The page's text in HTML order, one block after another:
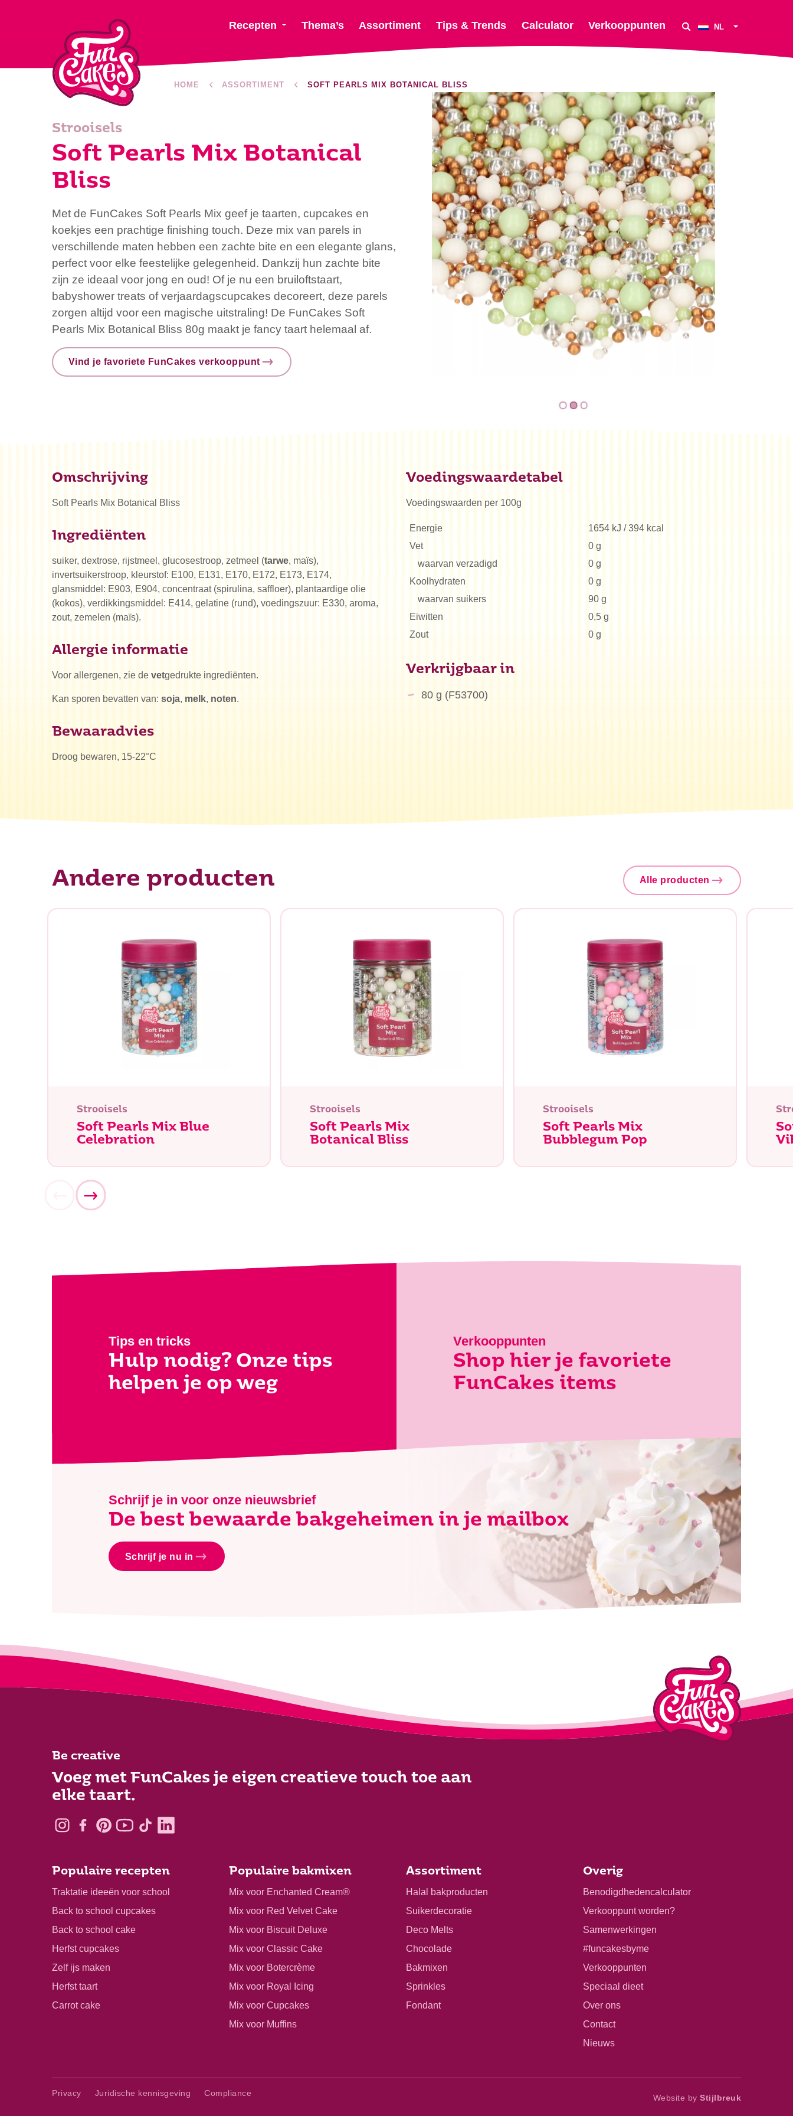
Recepten Thema’s Assortiment Tips & Trends Calculator Verkooppunten NL
Waar ben je naar op zoek?
HOME ASSORTIMENT SOFT PEARLS MIX BOTANICAL BLISS
Strooisels
Soft Pearls Mix Botanical
Bliss
Met de FunCakes Soft Pearls Mix geef je taarten, cupcakes en
koekjes een prachtige finishing touch. Deze mix van parels in
verschillende maten hebben een zachte bite en een elegante glans,
perfect voor elke feestelijke gelegenheid. Dankzij hun zachte bite
zijn ze ideaal voor jong en oud! Of je nu een bruiloftstaart,
babyshower treats of verjaardagscupcakes decoreert, deze parels
zorgen altijd voor een magische uitstraling! De FunCakes Soft
Pearls Mix Botanical Bliss 80g maakt je fancy taart helemaal af.
Vind je favoriete FunCakes verkooppunt
Omschrijving
Soft Pearls Mix Botanical Bliss
Ingrediënten
suiker, dextrose, rijstmeel, glucosestroop, zetmeel (tarwe, maïs),
invertsuikerstroop, kleurstof: E100, E131, E170, E172, E173, E174,
glansmiddel: E903, E904, concentraat (spirulina, saffloer), plantaardige olie
(kokos), verdikkingsmiddel: E414, gelatine (rund), voedingszuur: E330, aroma,
zout, zemelen (maïs).
Allergie informatie
Voor allergenen, zie de vetgedrukte ingrediënten.
Kan sporen bevatten van: soja, melk, noten.
Bewaaradvies
Droog bewaren, 15-22°C
Voedingswaardetabel
Voedingswaarden per 100g
Energie
1654 kJ / 394 kcal
Vet
0 g
waarvan verzadigd
0 g
Koolhydraten
0 g
waarvan suikers
90 g
Eiwitten
0,5 g
Zout
0 g
Verkrijgbaar in
80 g (F53700)
Andere producten Alle producten
Strooisels
Soft Pearls Mix Blue
Celebration
Strooisels
Soft Pearls Mix
Botanical Bliss
Strooisels
Soft Pearls Mix
Bubblegum Pop
Tips en tricks
Hulp nodig? Onze tips
helpen je op weg
Verkooppunten
Shop hier je favoriete
FunCakes items
Schrijf je in voor onze nieuwsbrief
De best bewaarde bakgeheimen in je mailbox
Schrijf je nu in
Be creative
Voeg met FunCakes je eigen creatieve touch toe aan
elke taart.
Populaire recepten
Traktatie ideeën voor school
Back to school cupcakes
Back to school cake
Herfst cupcakes
Zelf ijs maken
Herfst taart
Carrot cake
Populaire bakmixen
Mix voor Enchanted Cream®
Mix voor Red Velvet Cake
Mix voor Biscuit Deluxe
Mix voor Classic Cake
Mix voor Botercrème
Mix voor Royal Icing
Mix voor Cupcakes
Mix voor Muffins
Assortiment
Halal bakproducten
Suikerdecoratie
Deco Melts
Chocolade
Bakmixen
Sprinkles
Fondant
Overig
Benodigdhedencalculator
Verkooppunt worden?
Samenwerkingen
#funcakesbyme
Verkooppunten
Speciaal dieet
Over ons
Contact
Nieuws
Privacy Juridische kennisgeving Compliance Website by Stijlbreuk